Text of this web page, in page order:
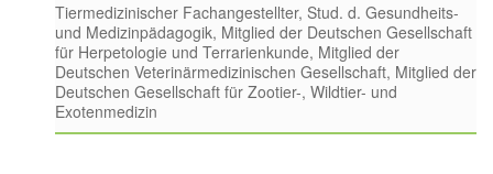
Tiermedizinischer Fachangestellter, Stud. d. Gesundheits-
und Medizinpädagogik, Mitglied der Deutschen Gesellschaft
für Herpetologie und Terrarienkunde, Mitglied der
Deutschen Veterinärmedizinischen Gesellschaft, Mitglied der
Deutschen Gesellschaft für Zootier-, Wildtier- und
Exotenmedizin